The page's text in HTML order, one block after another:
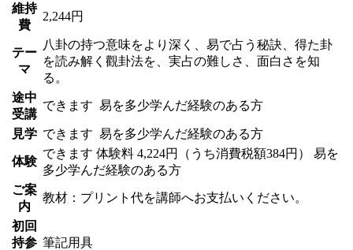
維持
費
2,244円
テー
マ
八卦の持つ意味をより深く、易で占う秘訣、得た卦
を読み解く觀卦法を、実占の難しさ、面白さを知
る。
途中
受講
できます 易を多少学んだ経験のある方
見学 できます 易を多少学んだ経験のある方
体験
できます 体験料 4,224円（うち消費税額384円） 易を
多少学んだ経験のある方
ご案
内
教材：プリント代を講師へお支払いください。
初回
持参 筆記用具